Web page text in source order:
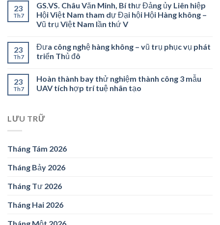
23
Th7
GS.VS. Châu Văn Minh, Bí thư Đảng ủy Liên hiệp
Hội Việt Nam tham dự Đại hội Hội Hàng không –
Vũ trụ Việt Nam lần thứ V
23
Th7
Đưa công nghệ hàng không – vũ trụ phục vụ phát
triển Thủ đô
23
Th7
Hoàn thành bay thử nghiệm thành công 3 mẫu
UAV tích hợp trí tuệ nhân tạo
LƯU TRỮ
Tháng Tám 2026
Tháng Bảy 2026
Tháng Tư 2026
Tháng Hai 2026